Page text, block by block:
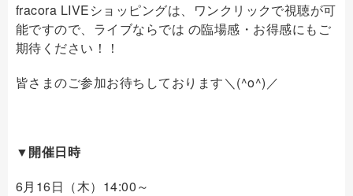
fracora LIVEショッピングは、ワンクリックで視聴が可
能ですので、ライブならでは の臨場感・お得感にもご
期待ください！！
皆さまのご参加お待ちしております＼(^o^)／
▼開催日時
6月16日（木）14:00～